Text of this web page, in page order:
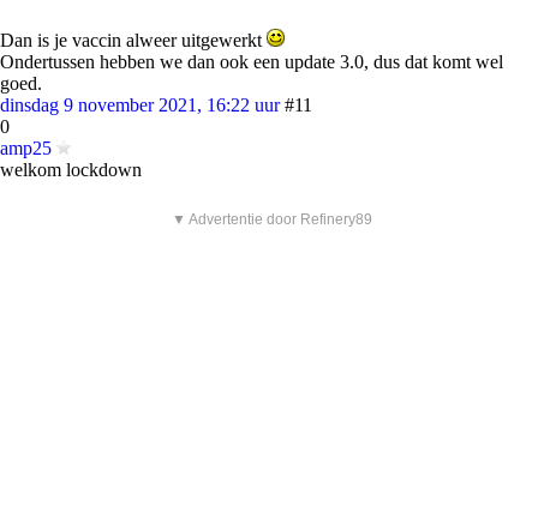
Dan is je vaccin alweer uitgewerkt
Ondertussen hebben we dan ook een update 3.0, dus dat komt wel
goed.
dinsdag 9 november 2021, 16:22 uur #11
0
amp25
welkom lockdown
▼ Advertentie door Refinery89